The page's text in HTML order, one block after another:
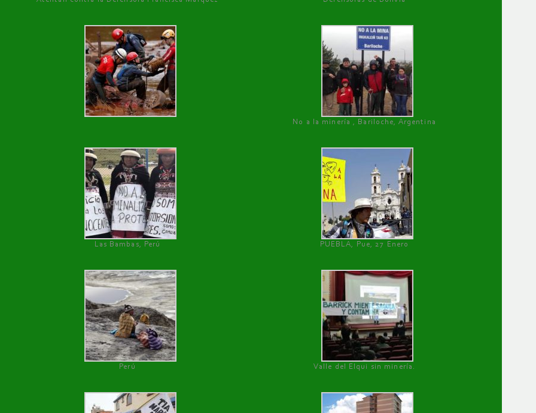
No a la minería , Bariloche, Argentina
Las Bambas, Perú PUEBLA, Pue, 27 Enero
Perú Valle del Elqui sin minería.